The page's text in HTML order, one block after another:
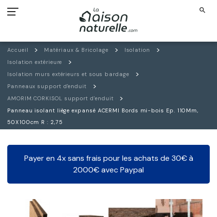
search
Accueil Matériaux & Bricolage
Isolation
Isolation extérieure
Isolation murs extérieurs et sous bardage
Panneaux support d'enduit
AMORIM CORKISOL support d'enduit
Panneau isolant liège expansé ACERMI Bords mi-bois Ep. 110Mm,
50X100cm R : 2,75
Payer en 4x sans frais pour les achats de 30€ à
2000€ avec Paypal